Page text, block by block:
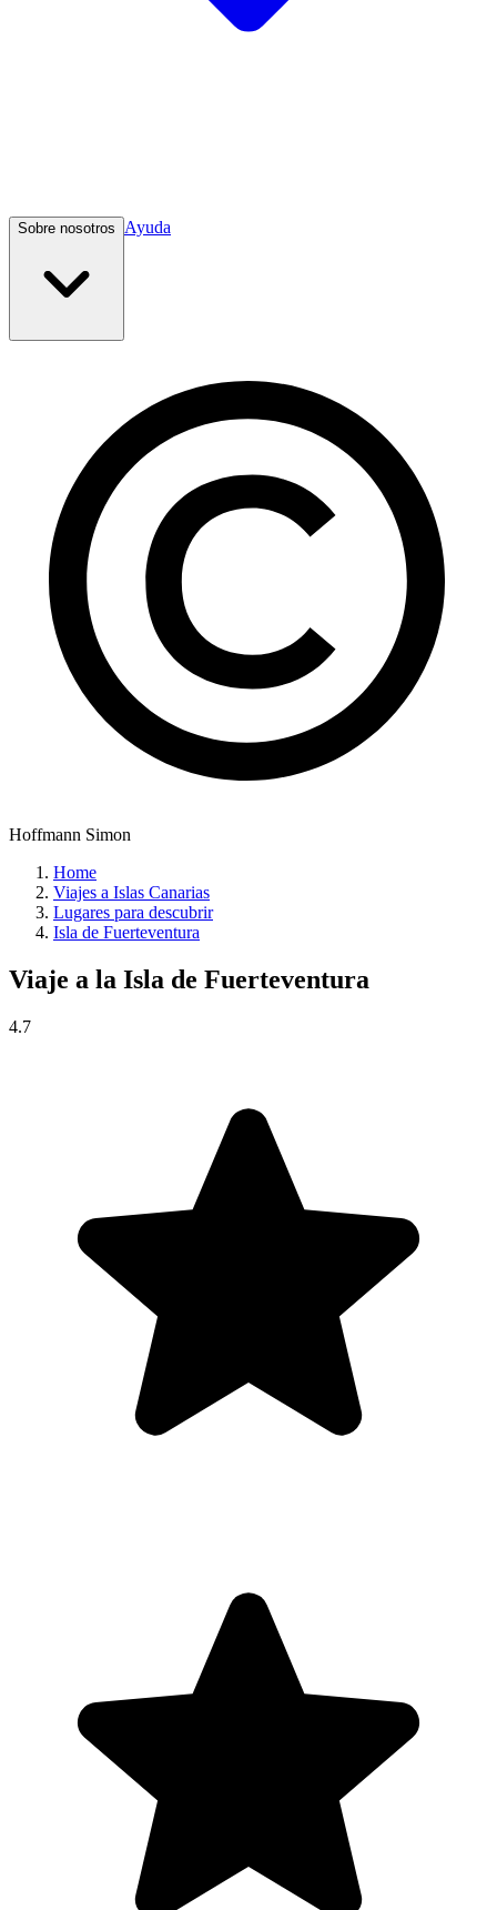
Sobre nosotros Ayuda
Hoffmann Simon
Home
Viajes a Islas Canarias
Lugares para descubrir
Isla de Fuerteventura
Viaje a la Isla de Fuerteventura
4.7